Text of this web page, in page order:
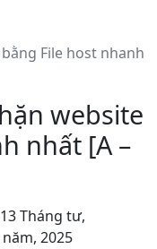
File host nhanh
website
nhất [A –
Tháng tư,
2025